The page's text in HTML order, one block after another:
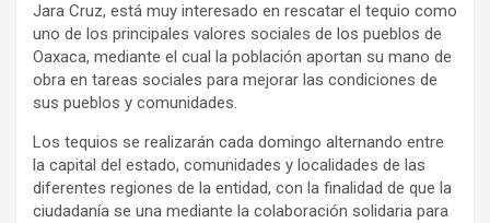
Jara Cruz, está muy interesado en rescatar el tequio como
uno de los principales valores sociales de los pueblos de
Oaxaca, mediante el cual la población aportan su mano de
obra en tareas sociales para mejorar las condiciones de
sus pueblos y comunidades.
Los tequios se realizarán cada domingo alternando entre
la capital del estado, comunidades y localidades de las
diferentes regiones de la entidad, con la finalidad de que la
ciudadanía se una mediante la colaboración solidaria para